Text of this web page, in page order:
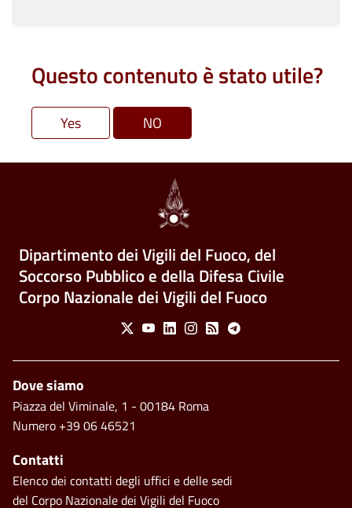
Questo contenuto è stato utile?
Dipartimento dei Vigili del Fuoco, del
Soccorso Pubblico e della Difesa Civile
Corpo Nazionale dei Vigili del Fuoco
Social Menu
X YoutubeLinkedinInstagram
Feed Telegram
Piè di pagina
Dove siamo
Piazza del Viminale, 1 - 00184 Roma
Numero +39 06 46521
Contatti
Elenco dei contatti degli uffici e delle sedi
del Corpo Nazionale dei Vigili del Fuoco